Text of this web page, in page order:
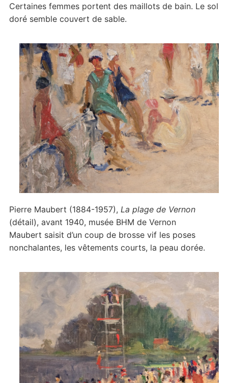
Certaines femmes portent des maillots de bain. Le sol
doré semble couvert de sable.
Pierre Maubert (1884-1957), La plage de Vernon
(détail), avant 1940, musée BHM de Vernon
Maubert saisit d’un coup de brosse vif les poses
nonchalantes, les vêtements courts, la peau dorée.